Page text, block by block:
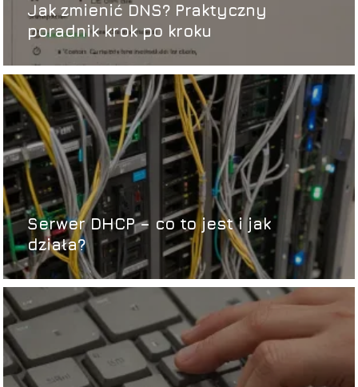
Jak zmienić DNS? Praktyczny
poradnik krok po kroku
Serwer DHCP – co to jest i jak
działa?